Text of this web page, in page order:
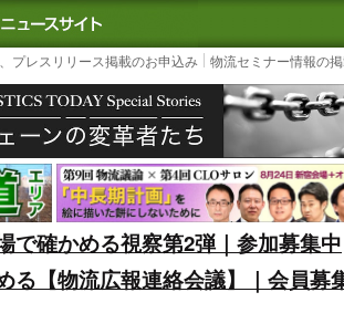
｜国内最大の物流ニュースサイト
3PL, SCMなど
プレスリリース掲載のお申込み 物流セミナー情報の
で確かめる視察第2弾｜参加募集中
る【物流広報連絡会議】｜会員募